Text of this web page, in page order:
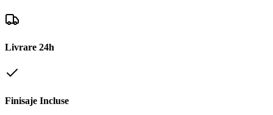
Livrare 24h
Finisaje Incluse